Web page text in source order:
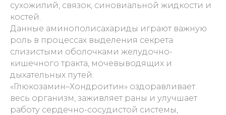
сухожилий, связок, синовиальной жидкости и
костей.
Данные аминополисахариды играют важную
роль в процессах выделения секрета
слизистыми оболочками желудочно-
кишечного тракта, мочевыводящих и
дыхательных путей.
«Глюкозамин–Хондроитин» оздоравливает
весь организм, заживляет раны и улучшает
работу сердечно-сосудистой системы,